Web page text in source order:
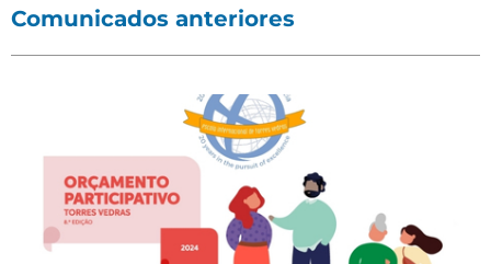
Comunicados anteriores